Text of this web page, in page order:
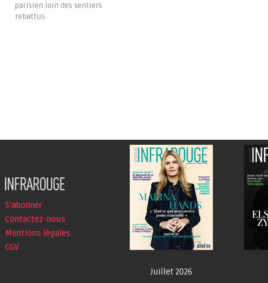
parisien loin des sentiers
rebattus.
S'abonner
Contactez-nous
Mentions légales
CGV
Juillet 2026